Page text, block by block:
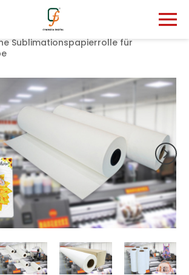
Sublimationspapier
Sublimationspapierrolle für